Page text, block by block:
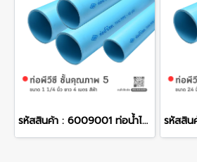
รหัสสินค้า : 6009001 ท่อน้ำไทย ท่อพีวีซี ชั้นคุณภาพ 5 ขนาด 1 1/4 นิ้ว ยาว 4 เมตร สีฟ้า